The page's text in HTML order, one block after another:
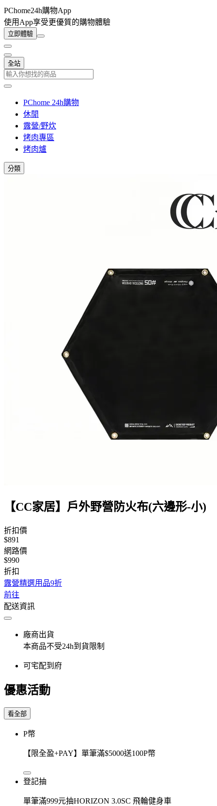
PChome24h購物App
使用App享受更優質的購物體驗
立即體驗
全站
PChome 24h購物
休閒
露營/野炊
烤肉專區
烤肉爐
分類
【CC家居】戶外野營防火布(六邊形-小)
折扣價
$891
網路價
$990
折扣
露營精選用品9折
前往
配送資訊
廠商出貨
本商品不受24h到貨限制
可宅配到府
優惠活動
看全部
P幣
【限全盈+PAY】單筆滿$5000送100P幣
登記抽
單筆滿999元抽HORIZON 3.0SC 飛輪健身車